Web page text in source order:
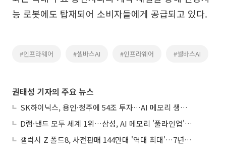
능 로봇에도 탑재되어 소비자들에게 공급되고 있다.
#인프라웨어 #셀바스AI #인프라웨어 #셀바스AI
권태성 기자의 주요 뉴스
SK하이닉스, 용인·청주에 54조 투자…AI 메모리 생산기지 키운다
D램·낸드 모두 세계 1위…삼성, AI 메모리 '풀라인업'으로 승부
갤럭시 Z 폴드8, 사전판매 144만대 '역대 최대'…7년만에 갤노트10 기록 넘어